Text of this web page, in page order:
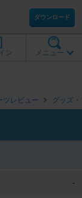
ダウンロード
メニュー
ン
ツレビュー グッズ
-